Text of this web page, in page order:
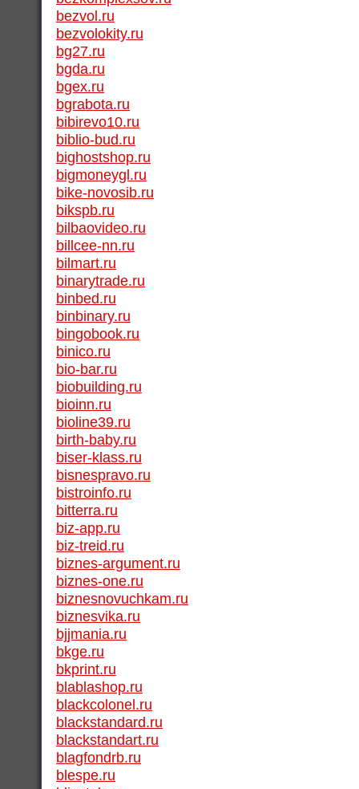
bezvol.ru
bezvolokity.ru
bg27.ru
bgda.ru
bgex.ru
bgrabota.ru
bibirevo10.ru
biblio-bud.ru
bighostshop.ru
bigmoneygl.ru
bike-novosib.ru
bikspb.ru
bilbaovideo.ru
billcee-nn.ru
bilmart.ru
binarytrade.ru
binbed.ru
binbinary.ru
bingobook.ru
binico.ru
bio-bar.ru
biobuilding.ru
bioinn.ru
bioline39.ru
birth-baby.ru
biser-klass.ru
bisnespravo.ru
bistroinfo.ru
bitterra.ru
biz-app.ru
biz-treid.ru
biznes-argument.ru
biznes-one.ru
biznesnovuchkam.ru
biznesvika.ru
bjjmania.ru
bkge.ru
bkprint.ru
blablashop.ru
blackcolonel.ru
blackstandard.ru
blackstandart.ru
blagfondrb.ru
blespe.ru